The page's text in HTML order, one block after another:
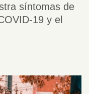
síntomas de
19 y el